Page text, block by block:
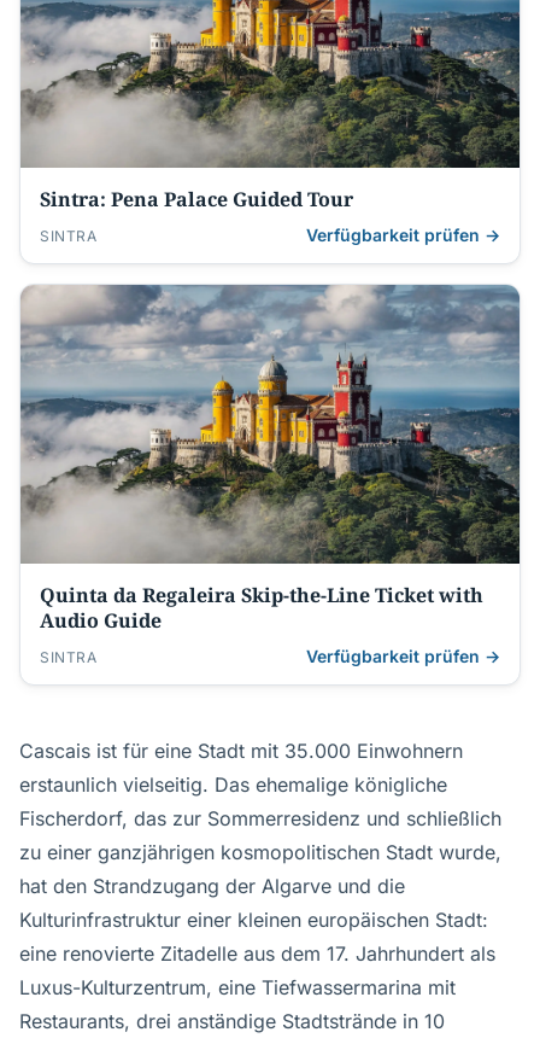
Sintra: Pena Palace Guided Tour
SINTRA Verfügbarkeit prüfen →
Quinta da Regaleira Skip-the-Line Ticket with
Audio Guide
SINTRA Verfügbarkeit prüfen →
Cascais ist für eine Stadt mit 35.000 Einwohnern
erstaunlich vielseitig. Das ehemalige königliche
Fischerdorf, das zur Sommerresidenz und schließlich
zu einer ganzjährigen kosmopolitischen Stadt wurde,
hat den Strandzugang der Algarve und die
Kulturinfrastruktur einer kleinen europäischen Stadt:
eine renovierte Zitadelle aus dem 17. Jahrhundert als
Luxus-Kulturzentrum, eine Tiefwassermarina mit
Restaurants, drei anständige Stadtstrände in 10